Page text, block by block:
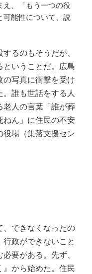
え、「もう一つの役
能性について、説
るのもそうだが、
ということだ。広島
の写真に衝撃を受け
誰も世話をする人
老人の言葉「誰が葬
ねん」に住民の不安
役場（集落支援セン
、できなくなったの
政ができないこと
要がある。先ず、
から始めた。住民